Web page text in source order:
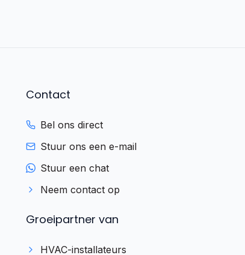
Contact
Bel ons direct
Stuur ons een e-mail
Stuur een chat
Neem contact op
Groeipartner van
HVAC-installateurs
Stel je vraag direct via
Reageert meestal binnen 10 min